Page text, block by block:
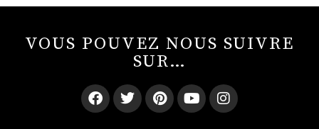
VOUS POUVEZ NOUS SUIVRE
SUR…